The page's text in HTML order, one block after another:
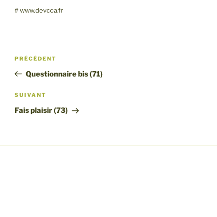
RSS FEED
# www.devcoa.fr
Navigation
l’article
Article
précédent
PRÉCÉDENT
Questionnaire bis (71)
Article
suivant
SUIVANT
Fais plaisir (73)